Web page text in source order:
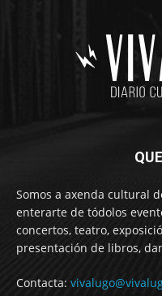
Somos a axenda cultural
enterarte de tódolos
concertos, teatro,
presentación de libros,
Contacta: